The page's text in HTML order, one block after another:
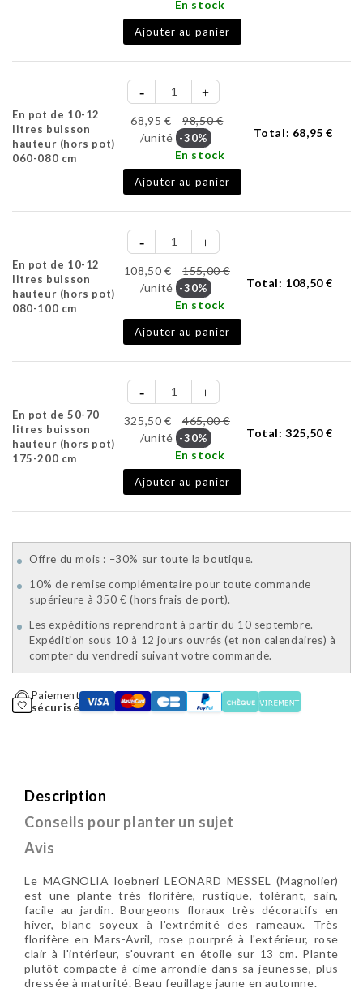
En stock
Ajouter au panier
En pot de 10-12
litres buisson
hauteur (hors pot)
060-080 cm
68,95 €
98,50 €
/unité -30%
En stock
Ajouter au panier
Total: 68,95 €
En pot de 10-12
litres buisson
hauteur (hors pot)
080-100 cm
108,50 €
155,00 €
/unité -30%
En stock
Ajouter au panier
Total: 108,50 €
En pot de 50-70
litres buisson
hauteur (hors pot)
175-200 cm
325,50 €
465,00 €
/unité -30%
En stock
Ajouter au panier
Total:325,50 €
Offre du mois : –30% sur toute la boutique.
10% de remise complémentaire pour toute commande
supérieure à 350 € (hors frais de port).
Les expéditions reprendront à partir du 10 septembre.
Expédition sous 10 à 12 jours ouvrés (et non calendaires) à
compter du vendredi suivant votre commande.
Paiement
sécurisé
Description
Conseils pour planter un sujet
Avis
Le MAGNOLIA loebneri LEONARD MESSEL (Magnolier)
est une plante très florifère, rustique, tolérant, sain,
facile au jardin. Bourgeons floraux très décoratifs en
hiver, blanc soyeux à l'extrémité des rameaux. Très
florifère en Mars-Avril, rose pourpré à l'extérieur, rose
clair à l'intérieur, s'ouvrant en étoile sur 13 cm. Plante
plutôt compacte à cime arrondie dans sa jeunesse, plus
dressée à maturité. Beau feuillage jaune en automne.